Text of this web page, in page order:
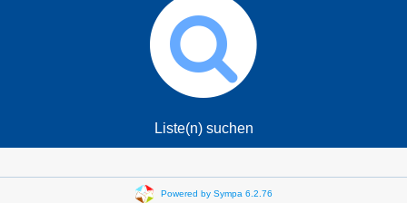
Liste(n) suchen
Powered by Sympa 6.2.76